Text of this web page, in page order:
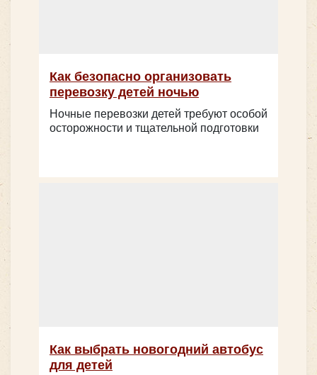
Как безопасно организовать
перевозку детей ночью
Ночные перевозки детей требуют особой
осторожности и тщательной подготовки
Как выбрать новогодний автобус
для детей